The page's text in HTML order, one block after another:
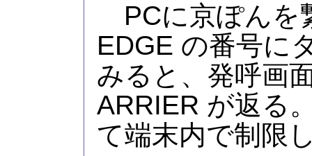
PCに京ぽんを
EDGE の番号に
みると、発呼画
ARRIER が返る
て端末内で制限